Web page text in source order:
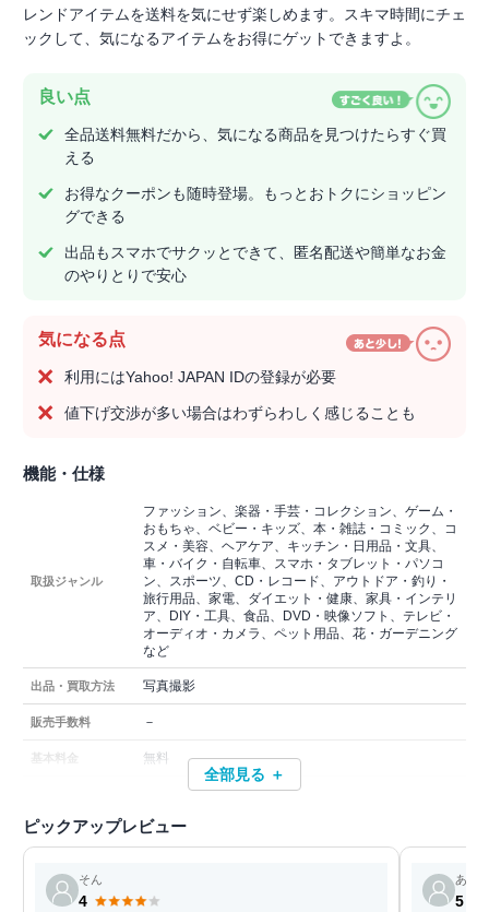
レンドアイテムを送料を気にせず楽しめます。スキマ時間にチェ
ックして、気になるアイテムをお得にゲットできますよ。
良い点
全品送料無料だから、気になる商品を見つけたらすぐ買
える
お得なクーポンも随時登場。もっとおトクにショッピン
グできる
出品もスマホでサクッとできて、匿名配送や簡単なお金
のやりとりで安心
気になる点
利用にはYahoo! JAPAN IDの登録が必要
値下げ交渉が多い場合はわずらわしく感じることも
機能・仕様
取扱ジャンル
ファッション、楽器・手芸・コレクション、ゲーム・
おもちゃ、ベビー・キッズ、本・雑誌・コミック、コ
スメ・美容、ヘアケア、キッチン・日用品・文具、
車・バイク・自転車、スマホ・タブレット・パソコ
ン、スポーツ、CD・レコード、アウトドア・釣り・
旅行用品、家電、ダイエット・健康、家具・インテリ
ア、DIY・工具、食品、DVD・映像ソフト、テレビ・
オーディオ・カメラ、ペット用品、花・ガーデニング
など
出品・買取方法 写真撮影
販売手数料 －
基本料金 無料
全部見る ＋
ピックアップレビュー
そん
4
あた
5